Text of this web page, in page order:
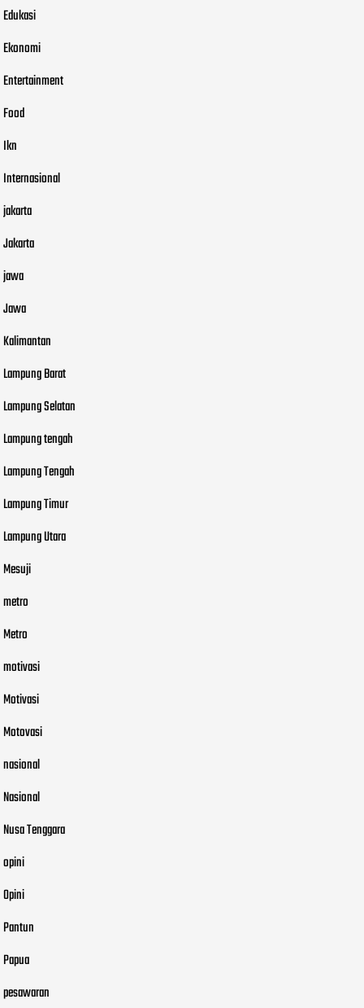
Edukasi
Ekonomi
Entertainment
Food
Ikn
Internasional
jakarta
Jakarta
jawa
Jawa
Kalimantan
Lampung Barat
Lampung Selatan
Lampung tengah
Lampung Tengah
Lampung Timur
Lampung Utara
Mesuji
metro
Metro
motivasi
Motivasi
Motovasi
nasional
Nasional
Nusa Tenggara
opini
Opini
Pantun
Papua
pesawaran